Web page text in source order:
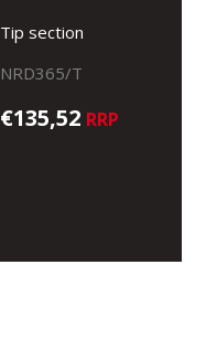
Tip section
NRD365/T
€135,52 RRP